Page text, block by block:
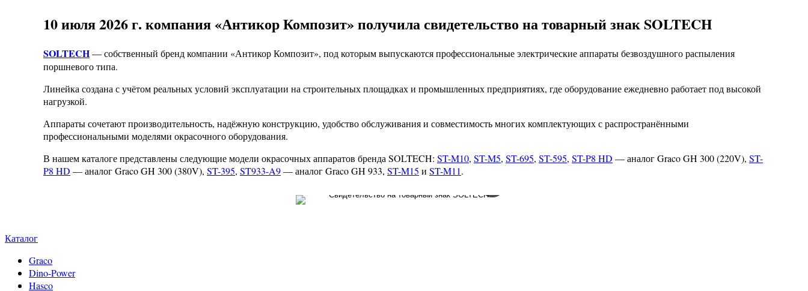
10 июля 2026 г. компания «Антикор Композит» получила свидетельство на товарный знак SOLTECH
SOLTECH— собственный бренд компании «Антикор Композит», под которым выпускаются профессиональные электрические аппараты безвоздушного распыления
поршневого типа.
Линейка создана с учётом реальных условий эксплуатации на строительных площадках и промышленных предприятиях, где оборудование ежедневно работает под высокой
нагрузкой.
Аппараты сочетают производительность, надёжную конструкцию, удобство обслуживания и совместимость многих комплектующих с распространёнными
профессиональными моделями окрасочного оборудования.
В нашем каталоге представлены следующие модели окрасочных аппаратов бренда SOLTECH: ST-M10, ST-M5, ST-695, ST-595, ST-P8 HD — аналог Graco GH 300 (220V), ST-
P8 HD — аналог Graco GH 300 (380V), ST-395, ST933-A9— аналог Graco GH 933, ST-M15 и ST-M11.
Каталог
Graco
Dino-Power
Hasco